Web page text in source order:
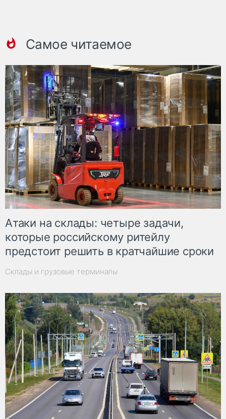
Самое читаемое
Атаки на склады: четыре задачи,
которые российскому ритейлу
предстоит решить в кратчайшие сроки
Склады и грузовые терминалы